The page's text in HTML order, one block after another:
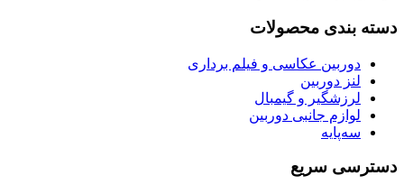
دسته بندی محصولات
دوربین عکاسی و فیلم برداری
لنز دوربین
لرزشگیر و گیمبال
لوازم جانبی دوربین
سه‌پایه
دسترسی سریع